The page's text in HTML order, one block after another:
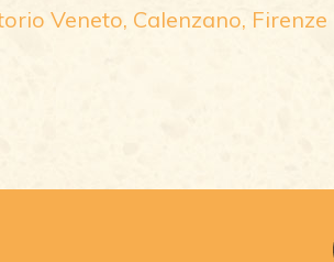
Veneto, Calenzano, Firenze